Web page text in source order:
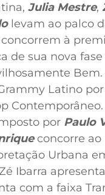
Julia Mestre,
levam ao palco
à
de sua nova
Latino
por Paulo
concorre ao
Urbana
Ibarra
com a faixa